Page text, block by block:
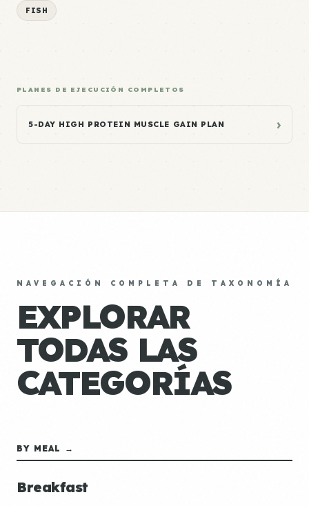
FISH
PLANES DE EJECUCIÓN COMPLETOS
5-DAY HIGH PROTEIN MUSCLE GAIN PLAN ›
NAVEGACIÓN COMPLETA DE TAXONOMÍA
EXPLORAR
TODAS LAS
CATEGORÍAS
BY MEAL →
Breakfast